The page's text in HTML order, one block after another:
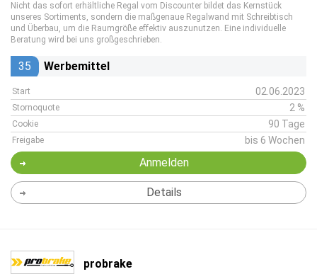
Nicht das sofort erhältliche Regal vom Discounter bildet das Kernstück
unseres Sortiments, sondern die maßgenaue Regalwand mit Schreibtisch
und Überbau, um die Raumgröße effektiv auszunutzen. Eine individuelle
Beratung wird bei uns großgeschrieben.
35 Werbemittel
Start 02.06.2023
Stornoquote 2 %
Cookie 90 Tage
Freigabe bis 6 Wochen
Anmelden
Details
probrake